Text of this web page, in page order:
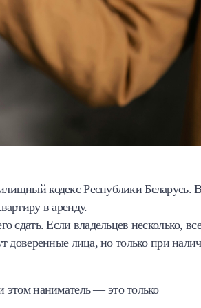
кодекс Республики Беларусь.
в аренду.
сдать. Если владельцев несколько, все
доверенные лица, но только при
наниматель — это только